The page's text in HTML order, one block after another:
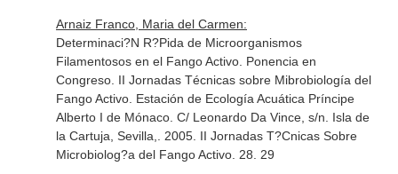
Arnaiz Franco, Maria del Carmen:
Determinaci?N R?Pida de Microorganismos
Filamentosos en el Fango Activo. Ponencia en
Congreso. II Jornadas Técnicas sobre Mibrobiología del
Fango Activo. Estación de Ecología Acuática Príncipe
Alberto I de Mónaco. C/ Leonardo Da Vince, s/n. Isla de
la Cartuja, Sevilla,. 2005. II Jornadas T?Cnicas Sobre
Microbiolog?a del Fango Activo. 28. 29